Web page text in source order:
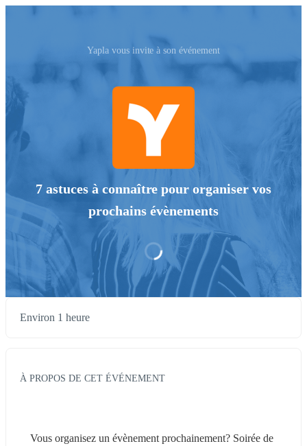
Yapla vous invite à son événement
7 astuces à connaître pour organiser vos
prochains évènements
Environ 1 heure
À PROPOS DE CET ÉVÉNEMENT
Vous organisez un évènement prochainement? Soirée de